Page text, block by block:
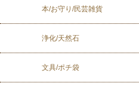
本/お守り/民芸雑貨
浄化/天然石
文具/ポチ袋